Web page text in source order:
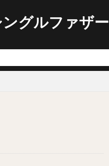
グルファザー